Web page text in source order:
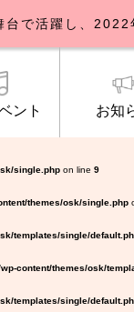
single.php on line 9
themes/osk/single.php
templates/single/
content/themes/osk/
templates/single/
で活躍し、2022
ント
ブルックリンパー
お知
トピックス
公式グッズ販売
研修生募集に